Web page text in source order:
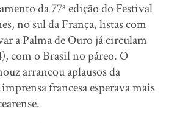
da 77ª edição do Festival
no sul da França, listas com
a Palma de Ouro já circulam
com o Brasil no páreo. O
arrancou aplausos da
francesa esperava mais